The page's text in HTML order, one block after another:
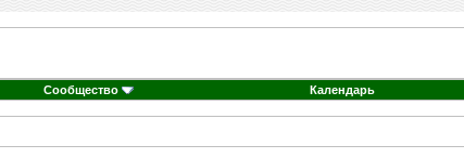
Сообщество Календарь